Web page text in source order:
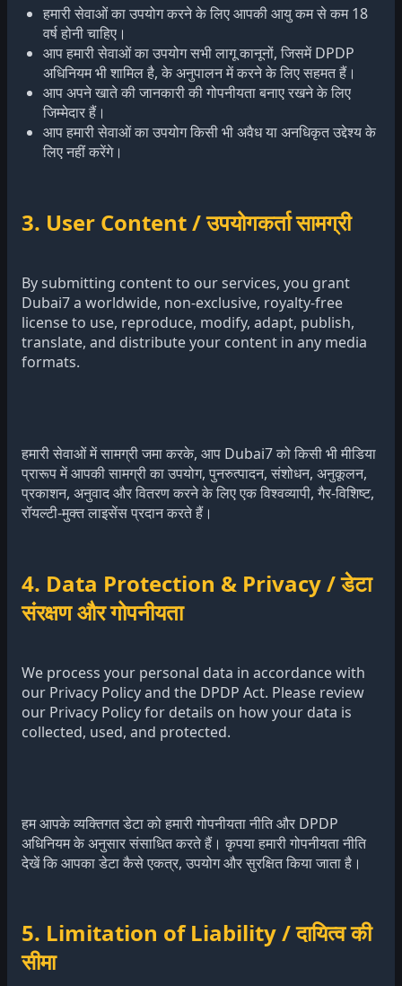
हमारी सेवाओं का उपयोग करने के लिए आपकी आयु कम से कम 18
वर्ष होनी चाहिए।
आप हमारी सेवाओं का उपयोग सभी लागू कानूनों, जिसमें DPDP
अधिनियम भी शामिल है, के अनुपालन में करने के लिए सहमत हैं।
आप अपने खाते की जानकारी की गोपनीयता बनाए रखने के लिए
जिम्मेदार हैं।
आप हमारी सेवाओं का उपयोग किसी भी अवैध या अनधिकृत उद्देश्य के
लिए नहीं करेंगे।
3. User Content / उपयोगकर्ता सामग्री
By submitting content to our services, you grant
Dubai7 a worldwide, non-exclusive, royalty-free
license to use, reproduce, modify, adapt, publish,
translate, and distribute your content in any media
formats.
हमारी सेवाओं में सामग्री जमा करके, आप Dubai7 को किसी भी मीडिया
प्रारूप में आपकी सामग्री का उपयोग, पुनरुत्पादन, संशोधन, अनुकूलन,
प्रकाशन, अनुवाद और वितरण करने के लिए एक विश्वव्यापी, गैर-विशिष्ट,
रॉयल्टी-मुक्त लाइसेंस प्रदान करते हैं।
4. Data Protection & Privacy / डेटा
संरक्षण और गोपनीयता
We process your personal data in accordance with
our Privacy Policy and the DPDP Act. Please review
our Privacy Policy for details on how your data is
collected, used, and protected.
हम आपके व्यक्तिगत डेटा को हमारी गोपनीयता नीति और DPDP
अधिनियम के अनुसार संसाधित करते हैं। कृपया हमारी गोपनीयता नीति
देखें कि आपका डेटा कैसे एकत्र, उपयोग और सुरक्षित किया जाता है।
5. Limitation of Liability / दायित्व की
सीमा